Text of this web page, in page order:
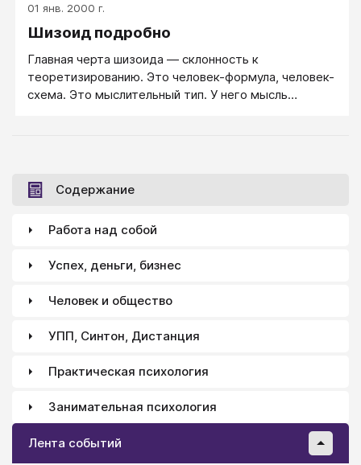
движений...
01 янв. 2000 г.
Шизоид подробно
Главная черта шизоида — склонность к
теоретизированию. Это человек-формула, человек-
схема. Это мыслительный тип. У него мысль
Содержание
Работа над собой
Успех, деньги, бизнес
Человек и общество
УПП, Синтон, Дистанция
Практическая психология
Занимательная психология
Лента событий